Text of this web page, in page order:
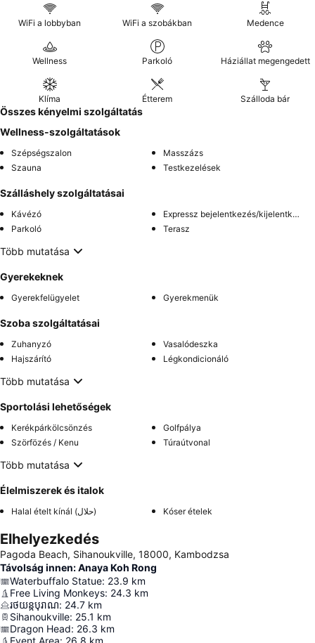
WiFi a lobbyban WiFi a szobákban Medence
Wellness Parkoló Háziállat megengedett
Klíma Étterem Szálloda bár
Összes kényelmi szolgáltatás
Wellness-szolgáltatások
Szépségszalon
Masszázs
Szauna
Testkezelések
Szálláshely szolgáltatásai
Kávézó
Expressz bejelentkezés/kijelentkezés
Parkoló
Terasz
Több mutatása
Gyerekeknek
Gyerekfelügyelet Gyerekmenük
Szoba szolgáltatásai
Zuhanyzó
Vasalódeszka
Hajszárító
Légkondicionáló
Több mutatása
Sportolási lehetőségek
Kerékpárkölcsönzés
Golfpálya
Szörfözés / Kenu
Túraútvonal
Több mutatása
Élelmiszerek és italok
Halal ételt kínál (حلال) Kóser ételek
Elhelyezkedés
Pagoda Beach, Sihanoukville, 18000, Kambodzsa
Távolság innen: Anaya Koh Rong
Waterbuffalo Statue: 23.9 km
Free Living Monkeys: 24.3 km
រថយន្តបុរាណ: 24.7 km
Sihanoukville: 25.1 km
Dragon Head: 26.3 km
Event Area: 26.8 km